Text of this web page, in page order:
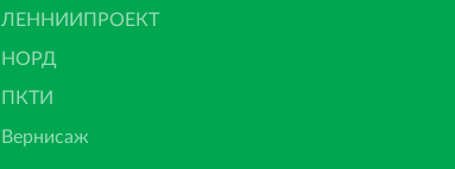
ЛЕННИИПРОЕКТ
НОРД
ПКТИ
Вернисаж